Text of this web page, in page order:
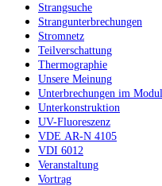
Strangsuche
Strangunterbrechungen
Stromnetz
Teilverschattung
Thermographie
Unsere Meinung
Unterbrechungen im Modul
Unterkonstruktion
UV-Fluoreszenz
VDE AR-N 4105
VDI 6012
Veranstaltung
Vortrag